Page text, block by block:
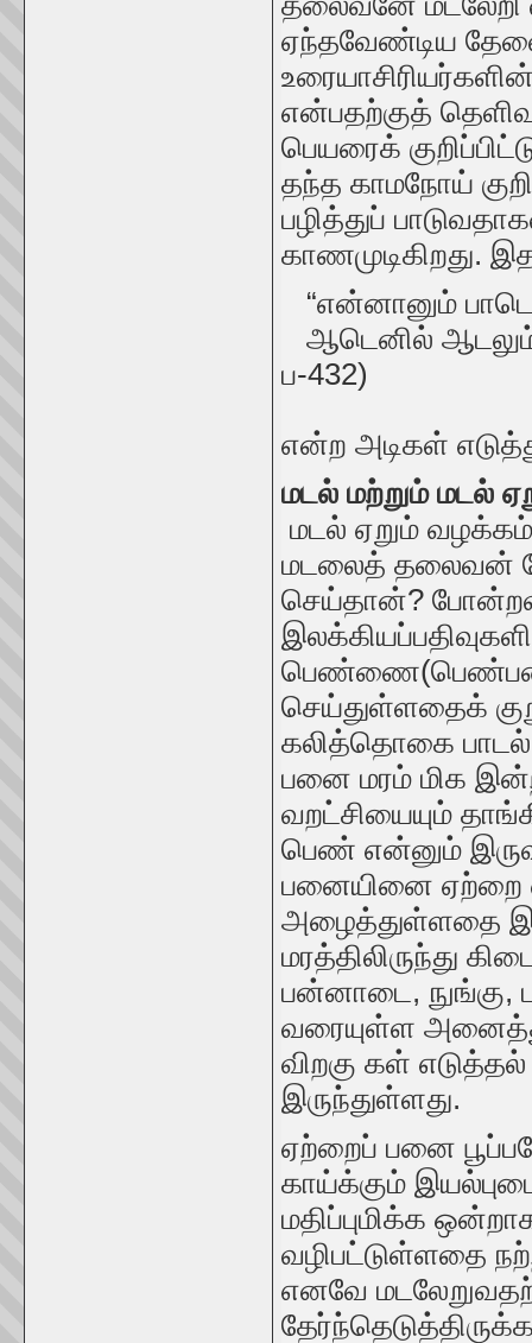
ஏந்தவேண்டிய
என்பதற்குத்
பெயரைக்
தந்த காமநோய்
பழித்துப்
காணமுடிகிறது.
“என்னானும்
ஆடெனில் ஆடலும்
ப-432)
என்ற அடிகள்
மடல் மற்றும் மடல்
மடல் ஏறும்
மடலைத் தலைவன்
செய்தான்?
பெண்ணை(பெண்பனை)
செய்துள்ளதைக்
கலித்தொகை பாடல்
பனை மரம் மிக
வறட்சியையும்
பெண் என்னும்
பனையினை
அழைத்துள்ளதை
மரத்திலிருந்து
பன்னாடை, நுங்கு,
வரையுள்ள
விறகு கள்
இருந்துள்ளது.
ஏற்றைப் பனை
காய்க்கும்
மதிப்புமிக்க
வழிபட்டுள்ளதை
எனவே